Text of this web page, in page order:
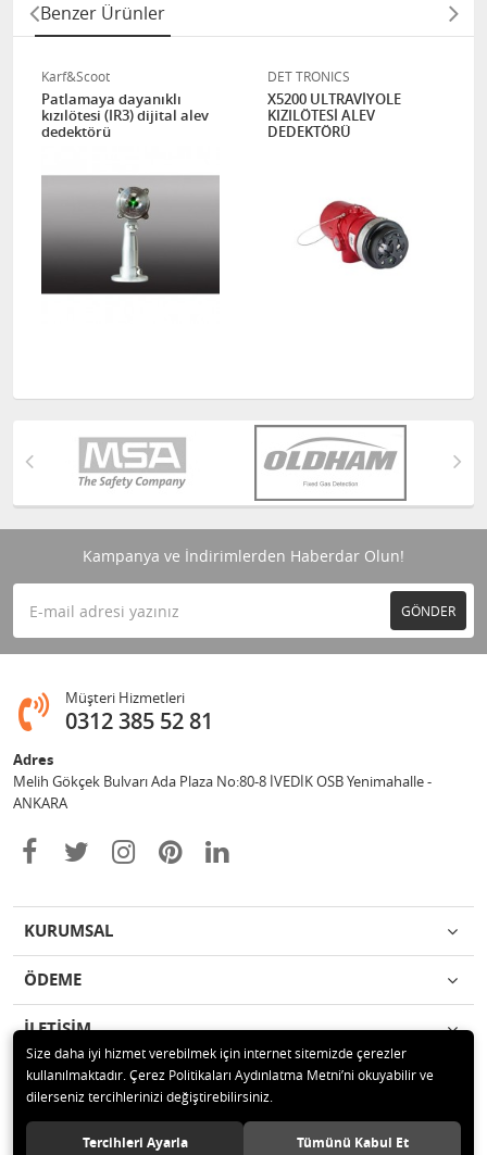
Benzer Ürünler
Karf&Scoot
Patlamaya dayanıklı
kızılötesi (IR3) dijital alev
dedektörü
DET TRONICS
X5200 ULTRAVİYOLE
KIZILÖTESİ ALEV
DEDEKTÖRÜ
Kampanya ve İndirimlerden Haberdar Olun!
GÖNDER
Müşteri Hizmetleri
0312 385 52 81
Adres
Melih Gökçek Bulvarı Ada Plaza No:80-8 İVEDİK OSB Yenimahalle -
ANKARA
KURUMSAL
ÖDEME
İLETİŞİM
© 2020 ESA ÖLÇÜM VE TEST CİHAZLARI ELEKTRONİK SAN TİC LTD ŞTİ
Tüm hakları saklıdır.
Size daha iyi hizmet verebilmek için internet sitemizde çerezler
kullanılmaktadır. Çerez Politikaları Aydınlatma Metni’ni okuyabilir ve
dilerseniz tercihlerinizi değiştirebilirsiniz.
Tercihleri Ayarla Tümünü Kabul Et